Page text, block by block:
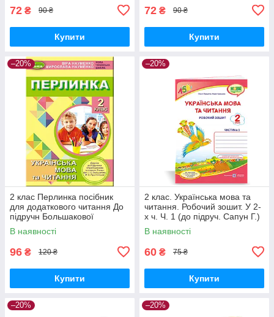
72 ₴ 90 ₴
Купити
72 ₴ 90 ₴
Купити
–20%
2 клас Перлинка посібник
для додаткового читання До
підручн Большакової
Науменко В. Науменко М.
Генеза
В наявності
96 ₴ 120 ₴
Купити
–20%
2 клас. Українська мова та
читання. Робочий зошит. У 2-
х ч. Ч. 1 (до підруч. Сапун Г.)
Кравцова Н. ПіП
В наявності
60 ₴ 75 ₴
Купити
–20% –20%